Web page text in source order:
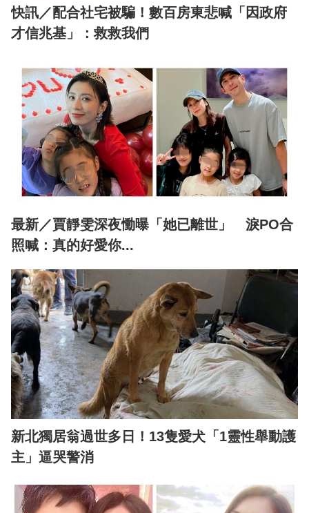
快訊／配合社宅被騙！數百房東悲喊「因政府
才信兆基」：救救我們
最新／賈靜雯深夜慟曝「她已離世」 淚PO合
照喊：真的好愛你...
新北獨居翁過世多日！13隻愛犬「1靈性舉動護
主」逼哭警消